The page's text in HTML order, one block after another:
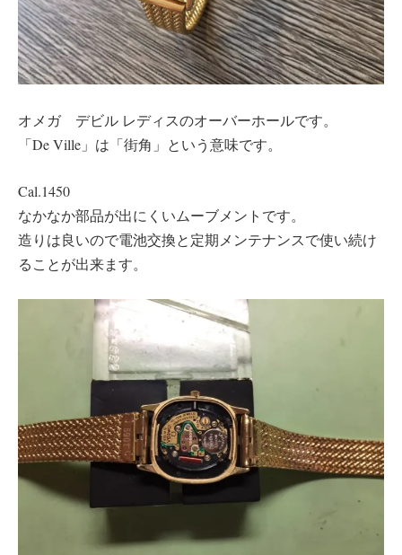
オメガ デビル レディスのオーバーホールです。
「De Ville」は「街角」という意味です。
Cal.1450
なかなか部品が出にくいムーブメントです。
造りは良いので電池交換と定期メンテナンスで使い続け
ることが出来ます。